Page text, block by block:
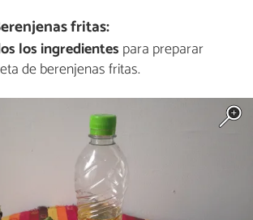
fritas:
los ingredientespara preparar
de berenjenas fritas.